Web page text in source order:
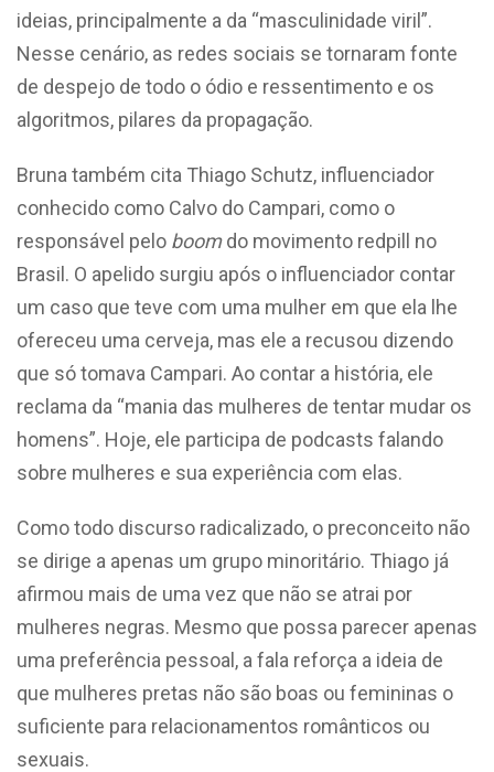
ideias, principalmente a da “masculinidade viril”.
Nesse cenário, as redes sociais se tornaram fonte
de despejo de todo o ódio e ressentimento e os
algoritmos, pilares da propagação.
Bruna também cita Thiago Schutz, influenciador
conhecido como Calvo do Campari, como o
responsável pelo boomdo movimento redpill no
Brasil. O apelido surgiu após o influenciador contar
um caso que teve com uma mulher em que ela lhe
ofereceu uma cerveja, mas ele a recusou dizendo
que só tomava Campari. Ao contar a história, ele
reclama da “mania das mulheres de tentar mudar os
homens”. Hoje, ele participa de podcasts falando
sobre mulheres e sua experiência com elas.
Como todo discurso radicalizado, o preconceito não
se dirige a apenas um grupo minoritário. Thiago já
afirmou mais de uma vez que não se atrai por
mulheres negras. Mesmo que possa parecer apenas
uma preferência pessoal, a fala reforça a ideia de
que mulheres pretas não são boas ou femininas o
suficiente para relacionamentos românticos ou
sexuais.